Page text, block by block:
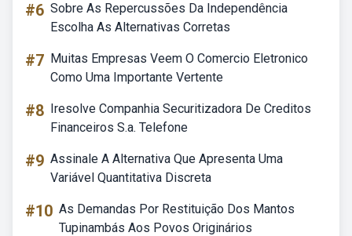
#6 Sobre As Repercussões Da Independência
Escolha As Alternativas Corretas
#7 Muitas Empresas Veem O Comercio Eletronico
Como Uma Importante Vertente
#8 Iresolve Companhia Securitizadora De Creditos
Financeiros S.a. Telefone
#9 Assinale A Alternativa Que Apresenta Uma
Variável Quantitativa Discreta
#10 As Demandas Por Restituição Dos Mantos
Tupinambás Aos Povos Originários